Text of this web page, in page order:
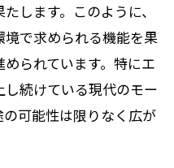
出力の最適化方法
ーター選びの最新ト
最新モーター技術の
します。このように、
で求められる機能を果
られています。特にエ
続けている現代のモー
可能性は限りなく広が